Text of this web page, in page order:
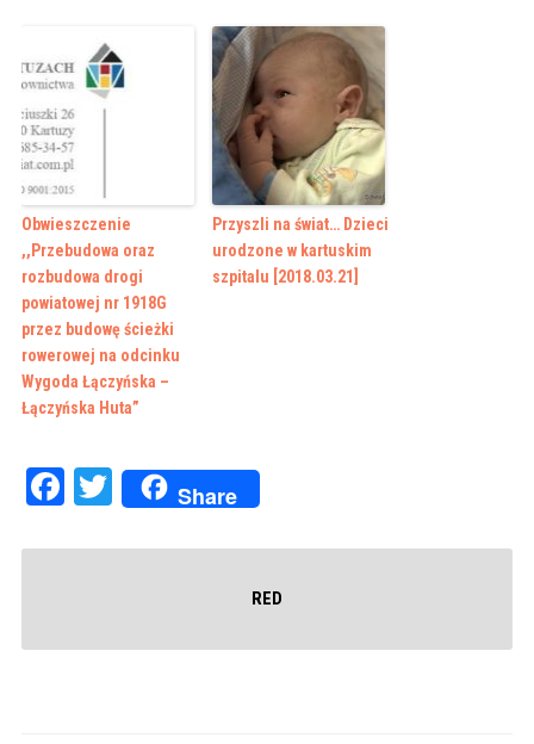
Obwieszczenie
,,Przebudowa oraz
rozbudowa drogi
powiatowej nr 1918G
przez budowę ścieżki
rowerowej na odcinku
Wygoda Łączyńska –
Łączyńska Huta”
Przyszli na świat… Dzieci
urodzone w kartuskim
szpitalu [2018.03.21]
Facebook
Twitter
Share
RED